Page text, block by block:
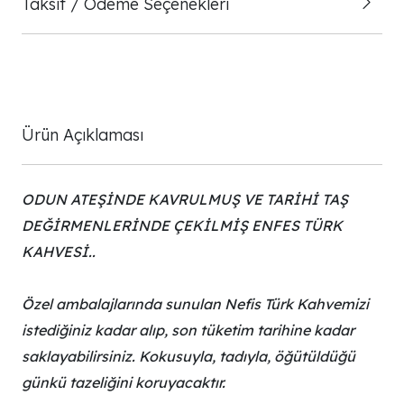
Ürün Açıklaması
ODUN ATEŞİNDE KAVRULMUŞ VE TARİHİ TAŞ
DEĞİRMENLERİNDE ÇEKİLMİŞ ENFES TÜRK
KAHVESİ..
Özel ambalajlarında sunulan Nefis Türk Kahvemizi
istediğiniz kadar alıp, son tüketim tarihine kadar
saklayabilirsiniz. Kokusuyla, tadıyla, öğütüldüğü
günkü tazeliğini koruyacaktır.